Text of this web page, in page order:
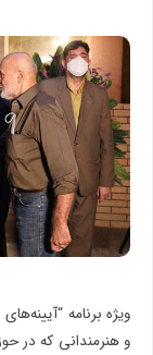
ویژه برنامه
و هنرمندانی که در